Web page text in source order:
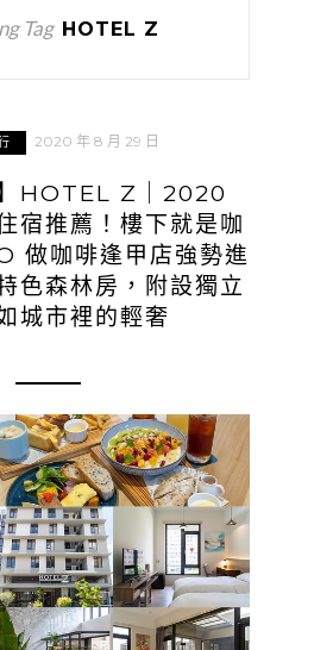
Tag HOTEL Z
2020 年 8 月 29 日
】HOTEL Z｜2020
宿推薦！樓下就是咖
做咖啡逢甲店強勢進
色森林房，附設獨立
城市裡的輕奢